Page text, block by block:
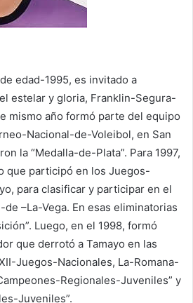
edad-1995, es invitado a
estelar y gloria, Franklin-Segura-
mismo año formó parte del equipo
Nacional-de-Voleibol, en San
la “Medalla-de-Plata”. Para 1997,
que participó en los Juegos-
para clasificar y participar en el
–La-Vega. En esas eliminatorias
Luego, en el 1998, formó
que derrotó a Tamayo en las
Juegos-Nacionales, La-Romana-
Regionales-Juveniles” y
Juveniles”.